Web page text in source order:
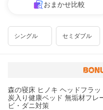
おまかせ比較
シングル セミダブル
森の寝床 ヒノキ ヘッドフラ
炭入り健康ベッド 無垢材フレ
ビ・ダニ対策